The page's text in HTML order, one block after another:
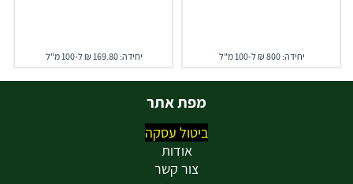
יחידה: 800 ₪ ל-100 מ"ל יחידה: 169.80 ₪ ל-100 מ"ל
מפת אתר
ביטול עסקה
אודות
צור קשר